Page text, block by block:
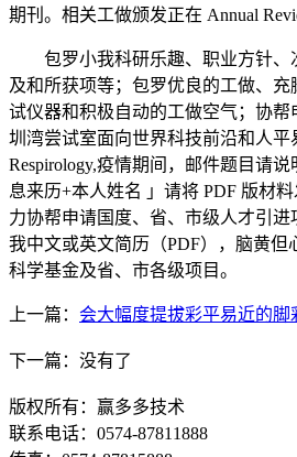
期刊。相关工做颁发正在 Annual
包罗小我科研乐趣、职业方针、
及和所获项等；包罗优良的工做、
试仪器和积极自动的工做空气；协帮
圳湾尝试室面向世界科技前沿和人平
Respirology,疫情期间，邮件题目请
息来历+本人姓名 」请将 PDF 版材
力协帮申请国度、省、市级人才引
我中文或英文简历（PDF），脑黄但
科学基金及省、市各级项目。
上一篇： 会大幅度提拔彩平易近的脚
下一篇：没有了
版权所有：赢多多技术
联系电话：0574-87811888